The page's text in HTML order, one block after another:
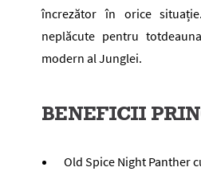
încrezător în orice
neplăcute pentru
modern al Junglei.
BENEFICII
Old Spice Night Panther